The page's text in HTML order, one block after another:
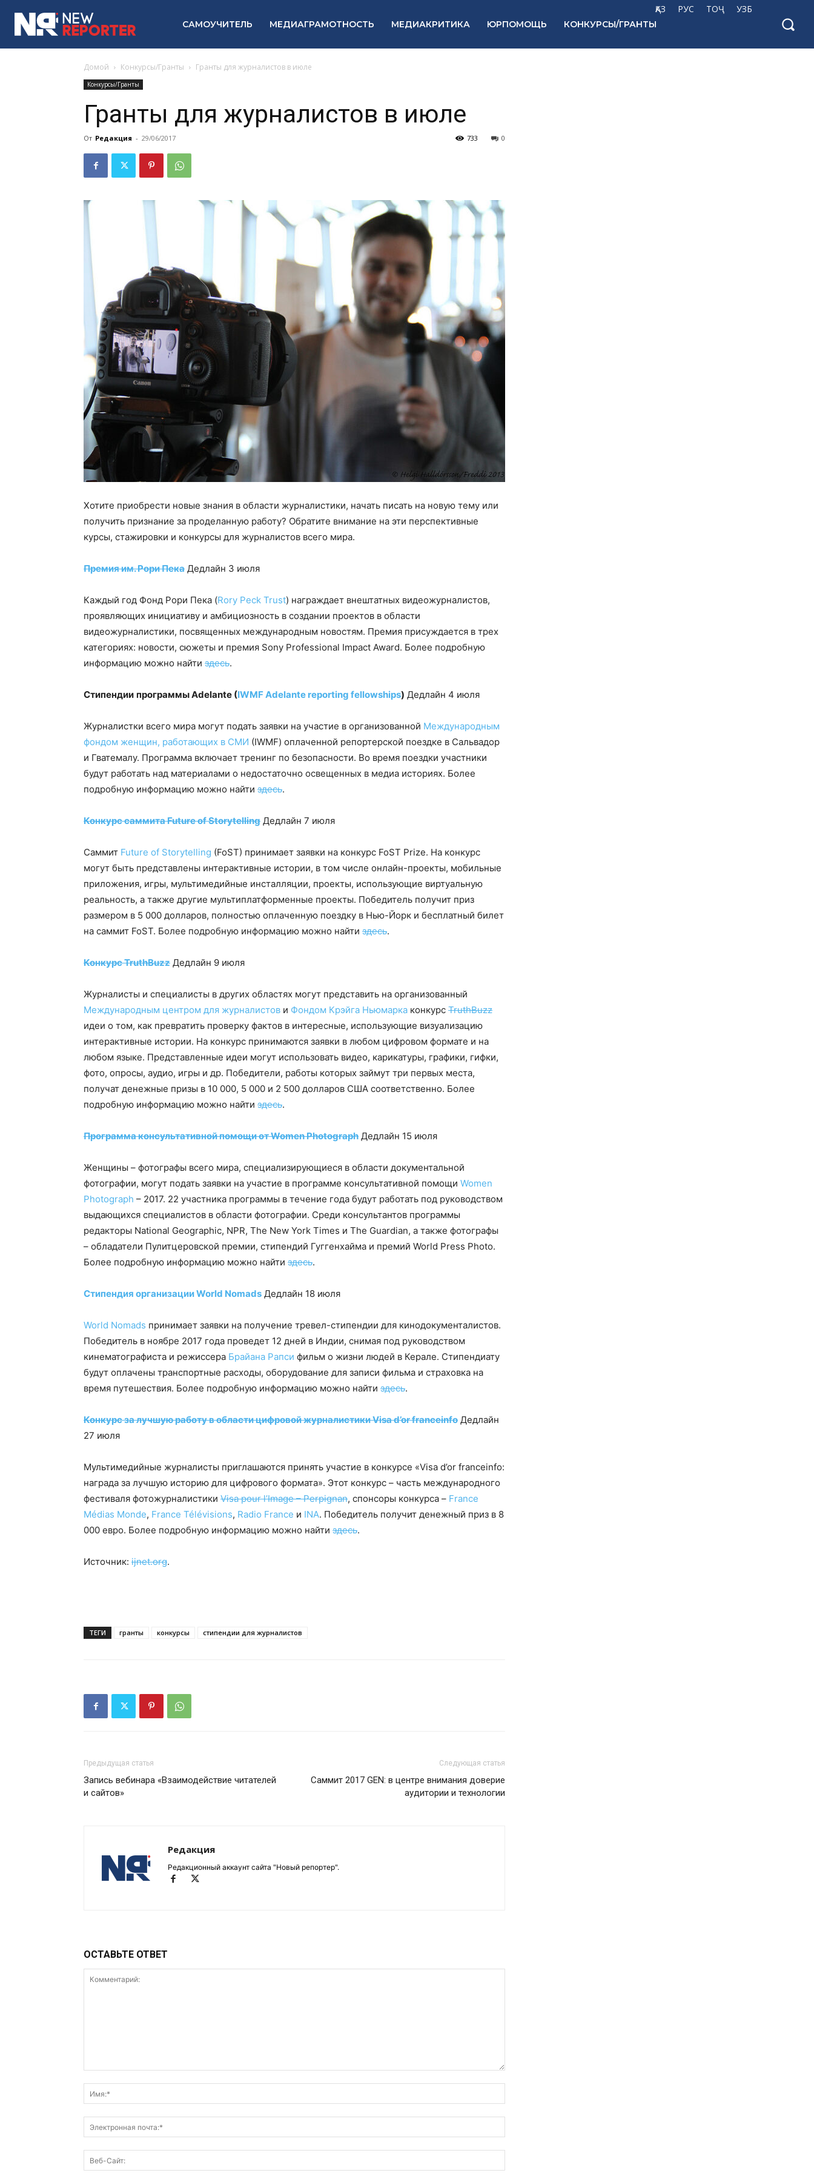
ҚАЗ РУС ТОҶ УЗБ
САМОУЧИТЕЛЬ МЕДИАГРАМОТНОСТЬ МЕДИАКРИТИКА ЮРПОМОЩЬ КОНКУРСЫ/ГРАНТЫ
Домой Конкурсы/Гранты Гранты для журналистов в июле
Конкурсы/Гранты
Гранты для журналистов в июле
От Редакция - 29/06/2017 0
733
Хотите приобрести новые знания в области журналистики, начать писать на новую тему или
получить признание за проделанную работу? Обратите внимание на эти перспективные
курсы, стажировки и конкурсы для журналистов всего мира.
Премия им. Рори Пека Дедлайн 3 июля
Каждый год Фонд Рори Пека (Rory Peck Trust) награждает внештатных видеожурналистов,
проявляющих инициативу и амбициозность в создании проектов в области
видеожурналистики, посвященных международным новостям. Премия присуждается в трех
категориях: новости, сюжеты и премия Sony Professional Impact Award. Более подробную
информацию можно найти здесь.
Стипендии программыAdelante (IWMF Adelante reporting fellowships) Дедлайн 4 июля
Журналистки всего мира могут подать заявки на участие в организованной Международным
фондом женщин, работающих в СМИ (IWMF) оплаченной репортерской поездке в Сальвадор
и Гватемалу. Программа включает тренинг по безопасности. Во время поездки участники
будут работать над материалами о недостаточно освещенных в медиа историях. Более
подробную информацию можно найти здесь.
Конкурс саммита Future of Storytelling Дедлайн 7 июля
Саммит Future of Storytelling (FoST) принимает заявки на конкурс FoST Prize. На конкурс
могут быть представлены интерактивные истории, в том числе онлайн-проекты, мобильные
приложения, игры, мультимедийные инсталляции, проекты, использующие виртуальную
реальность, а также другие мультиплатформенные проекты. Победитель получит приз
размером в 5 000 долларов, полностью оплаченную поездку в Нью-Йорк и бесплатный билет
на саммит FoST. Более подробную информацию можно найти здесь.
Конкурс TruthBuzz Дедлайн 9 июля
Журналисты и специалисты в других областях могут представить на организованный
Международным центром для журналистов и Фондом Крэйга Ньюмарка конкурс TruthBuzz
идеи о том, как превратить проверку фактов в интересные, использующие визуализацию
интерактивные истории. На конкурс принимаются заявки в любом цифровом формате и на
любом языке. Представленные идеи могут использовать видео, карикатуры, графики, гифки,
фото, опросы, аудио, игры и др. Победители, работы которых займут три первых места,
получат денежные призы в 10 000, 5 000 и 2 500 долларов США соответственно. Более
подробную информацию можно найти здесь.
Программа консультативной помощи от Women Photograph Дедлайн 15 июля
Женщины – фотографы всего мира, специализирующиеся в области документальной
фотографии, могут подать заявки на участие в программе консультативной помощи Women
Photograph – 2017. 22 участника программы в течение года будут работать под руководством
выдающихся специалистов в области фотографии. Среди консультантов программы
редакторы National Geographic, NPR, The New York Times и The Guardian, а также фотографы
– обладатели Пулитцеровской премии, стипендий Гуггенхайма и премий World Press Photo.
Более подробную информацию можно найти здесь.
Стипендия организации World Nomads Дедлайн 18 июля
World Nomads принимает заявки на получение тревел-стипендии для кинодокументалистов.
Победитель в ноябре 2017 года проведет 12 дней в Индии, снимая под руководством
кинематографиста и режиссера Брайана Рапси фильм о жизни людей в Керале. Стипендиату
будут оплачены транспортные расходы, оборудование для записи фильма и страховка на
время путешествия. Более подробную информацию можно найти здесь.
Конкурс за лучшую работу в области цифровой журналистики Visa d’or franceinfo Дедлайн
27 июля
Мультимедийные журналисты приглашаются принять участие в конкурсе «Visa d’or franceinfo:
награда за лучшую историю для цифрового формата». Этот конкурс – часть международного
фестиваля фотожурналистики Visa pour l’Image – Perpignan, спонсоры конкурса – France
Médias Monde, France Télévisions, Radio France и INA. Победитель получит денежный приз в 8
000 евро. Более подробную информацию можно найти здесь.
Источник: ijnet.org.
ТЕГИ гранты конкурсы стипендии для журналистов
Предыдущая статья
Запись вебинара «Взаимодействие читателей
и сайтов»
Следующая статья
Саммит 2017 GEN: в центре внимания доверие
аудитории и технологии
Редакция
Редакционный аккаунт сайта "Новый репортер".
ОСТАВЬТЕ ОТВЕТ